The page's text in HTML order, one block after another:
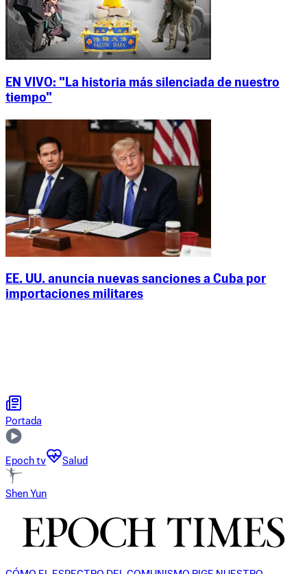
EN VIVO: "La historia más silenciada de nuestro
tiempo"
EE. UU. anuncia nuevas sanciones a Cuba por
importaciones militares
Portada
Epoch tv Salud
Shen Yun